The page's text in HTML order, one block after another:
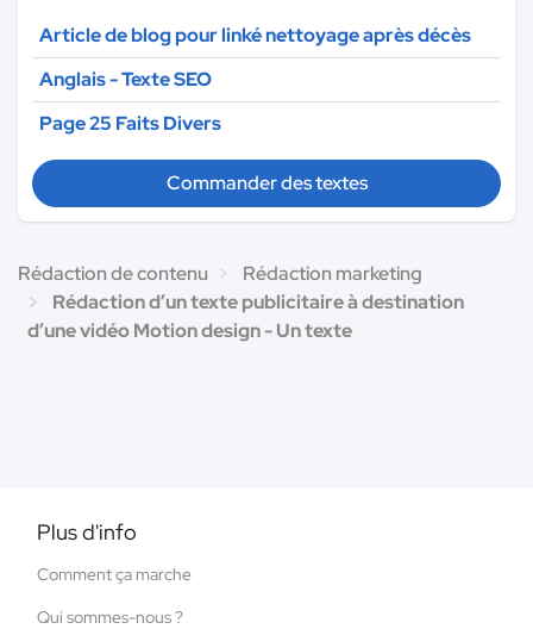
Article de blog pour linké nettoyage après décès
Anglais - Texte SEO
Page 25 Faits Divers
Commander des textes
Rédaction de contenu
Rédaction marketing
Rédaction d’un texte publicitaire à destination
d’une vidéo Motion design - Un texte
Plus d'info
Comment ça marche
Qui sommes-nous ?